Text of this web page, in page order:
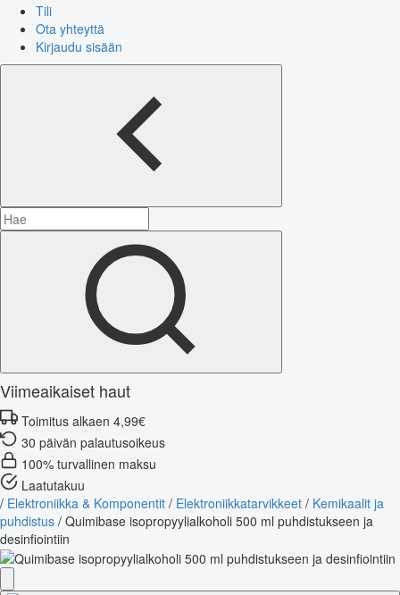
Tili
Ota yhteyttä
Kirjaudu sisään
Viimeaikaiset haut
Toimitus alkaen 4,99€
30 päivän palautusoikeus
100% turvallinen maksu
Laatutakuu
/ Elektroniikka & Komponentit / Elektroniikkatarvikkeet / Kemikaalit ja
puhdistus / Quimibase isopropyylialkoholi 500 ml puhdistukseen ja
desinfiointiin